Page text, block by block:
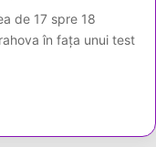
de 17 spre 18
în fața unui test